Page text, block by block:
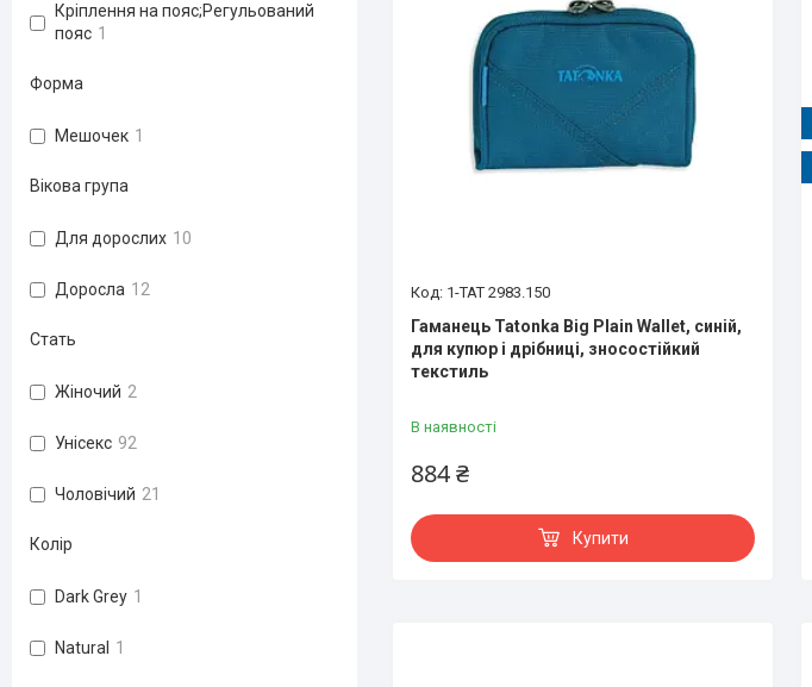
1-TAT 2983.150
Гаманець Tatonka Big Plain Wallet, синій,
для купюр і дрібниці, зносостійкий
текстиль
В наявності
884 ₴
Купити
Кріплення на пояс;Регульований
пояс 1
Форма
Мешочек 1
Вікова група
Для дорослих 10
Доросла 12
Стать
Жіночий 2
Унісекс 92
Чоловічий 21
Колір
Dark Grey 1
Natural 1